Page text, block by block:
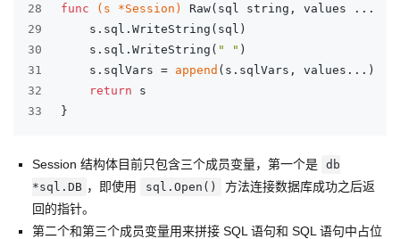
28
29
30
31
32
33
func (s *Session) Raw(sql string , values ...
	s.sql.WriteString(sql)
	s.sql.WriteString(
" " )
	s.sqlVars =
append (s.sqlVars, values...)
return s
}
Session 结构体目前只包含三个成员变量，第一个是
db
*sql.DB ，即使用 sql.Open()
方法连接数据库成功之后返
回的指针。
第二个和第三个成员变量用来拼接 SQL 语句和 SQL 语句中占位